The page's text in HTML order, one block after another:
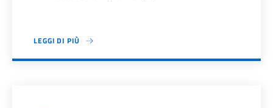
LEGGI DI PIÙ